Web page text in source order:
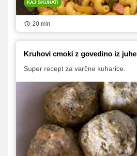
KAJ SKUHATI
20 min
Kruhovi cmoki z govedino iz juhe
Super recept za varčne kuharice.